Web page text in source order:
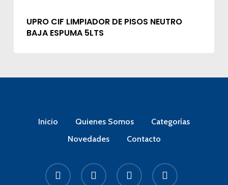
UPRO CIF LIMPIADOR DE PISOS NEUTRO
BAJA ESPUMA 5LTS
Inicio Quienes Somos
Categorías
Novedades
Contacto
facebook linkedin instagram whatsapp